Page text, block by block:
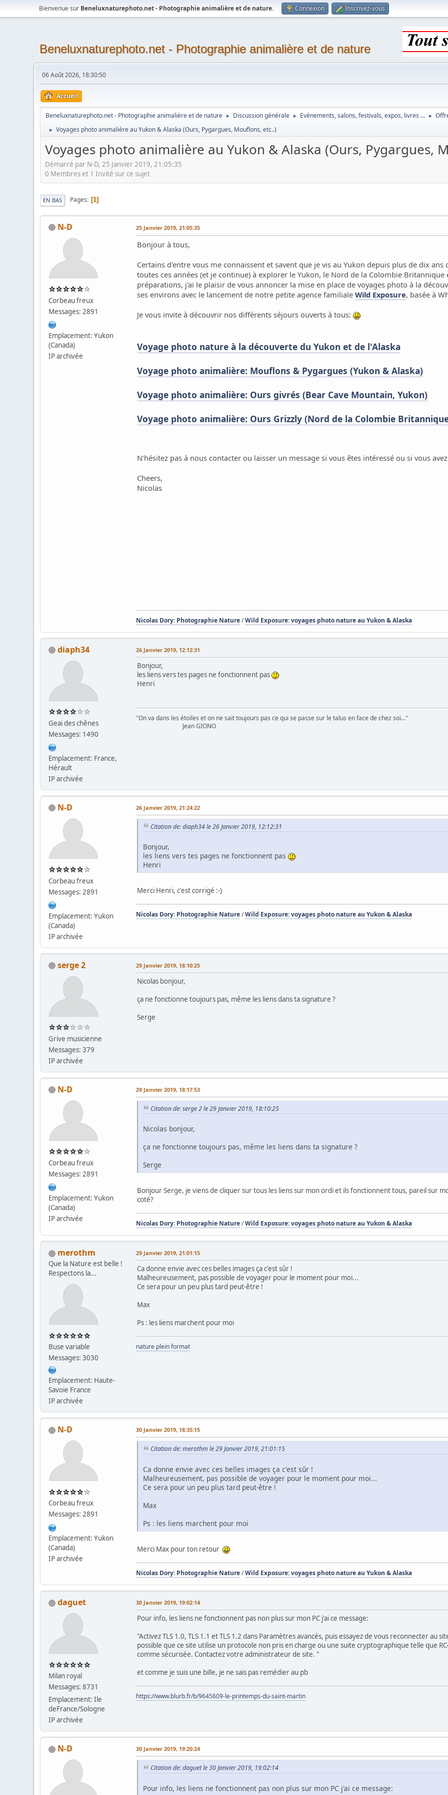
Bienvenue sur Beneluxnaturephoto.net - Photographie animalière et de nature. Connexion Inscrivez-vous
Beneluxnaturephoto.net - Photographie animalière et de nature
06 Août 2026, 18:30:50
Accueil
Beneluxnaturephoto.net - Photographie animalière et de nature ► Discussion générale ► Evénements, salons, festivals, expos, livres ... ►
► Voyages photo animalière au Yukon & Alaska (Ours, Pygargues, Mouflons, etc..)
Voyages photo animalière au Yukon & Alaska (Ours, Pygargues,
Démarré par N-D, 25 Janvier 2019, 21:05:35
0 Membres et 1 Invité sur ce sujet
EN BAS Pages 1
N-D
Corbeau freux
Messages: 2891
Emplacement: Yukon
(Canada)
IP archivée
25 Janvier 2019, 21:05:35
Bonjour à tous,
Certains d'entre vous me connaissent et savent que je vis au Yukon depuis plus de dix
toutes ces années (et je continue) à explorer le Yukon, le Nord de la Colombie Britannique
préparations, j'ai le plaisir de vous annoncer la mise en place de voyages photo à la
ses environs avec le lancement de notre petite agence familialeWild Exposure, basée à
Je vous invite à découvrir nos différents séjours ouverts à tous:
Voyage photo nature à la découverte du Yukon et de l'Alaska
Voyage photo animalière: Mouflons & Pygargues (Yukon & Alaska)
Voyage photo animalière: Ours givrés (Bear Cave Mountain, Yukon)
Voyage photo animalière: Ours Grizzly (Nord de la Colombie
N'hésitez pas à nous contacter ou laisser un message si vous êtes intéressé ou si vous
Cheers,
Nicolas
Nicolas Dory: Photographie Nature/Wild Exposure: voyages photo nature au Yukon & Alaska
diaph34
Geai des chênes
Messages: 1490
Emplacement: France,
Hérault
IP archivée
26 Janvier 2019, 12:12:31
Bonjour,
les liens vers tes pages ne fonctionnent pas
Henri
"On va dans les étoiles et on ne sait toujours pas ce qui se passe sur le talus en face de chez soi..."
Jean GIONO
N-D
Corbeau freux
Messages: 2891
Emplacement: Yukon
(Canada)
IP archivée
26 Janvier 2019, 21:24:22
Citation de: diaph34 le 26 Janvier 2019, 12:12:31
Bonjour,
les liens vers tes pages ne fonctionnent pas
Henri
Merci Henri, c'est corrigé :-)
Nicolas Dory: Photographie Nature/Wild Exposure: voyages photo nature au Yukon & Alaska
serge 2
Grive musicienne
Messages: 379
IP archivée
29 Janvier 2019, 18:10:25
Nicolas bonjour,
ça ne fonctionne toujours pas, même les liens dans ta signature ?
Serge
N-D
Corbeau freux
Messages: 2891
Emplacement: Yukon
(Canada)
IP archivée
29 Janvier 2019, 18:17:53
Citation de: serge 2 le 29 Janvier 2019, 18:10:25
Nicolas bonjour,
ça ne fonctionne toujours pas, même les liens dans ta signature ?
Serge
Bonjour Serge, je viens de cliquer sur tous les liens sur mon ordi et ils fonctionnent tous, pareil sur
coté?
Nicolas Dory: Photographie Nature/Wild Exposure: voyages photo nature au Yukon & Alaska
merothm
Que la Nature est belle !
Respectons la...
Buse variable
Messages: 3030
Emplacement: Haute-
Savoie France
IP archivée
29 Janvier 2019, 21:01:15
Ca donne envie avec ces belles images ça c'est sûr !
Malheureusement, pas possible de voyager pour le moment pour moi...
Ce sera pour un peu plus tard peut-être !
Max
Ps : les liens marchent pour moi
nature plein format
N-D
Corbeau freux
Messages: 2891
Emplacement: Yukon
(Canada)
IP archivée
30 Janvier 2019, 18:35:15
Citation de: merothm le 29 Janvier 2019, 21:01:15
Ca donne envie avec ces belles images ça c'est sûr !
Malheureusement, pas possible de voyager pour le moment pour moi...
Ce sera pour un peu plus tard peut-être !
Max
Ps : les liens marchent pour moi
Merci Max pour ton retour
Nicolas Dory: Photographie Nature/Wild Exposure: voyages photo nature au Yukon & Alaska
daguet
Milan royal
Messages: 8731
Emplacement: Ile
deFrance/Sologne
IP archivée
30 Janvier 2019, 19:02:14
Pour info, les liens ne fonctionnent pas non plus sur mon PC j'ai ce message:
"Activez TLS 1.0, TLS 1.1 et TLS 1.2 dans Paramètres avancés, puis essayez de vous reconnecter au
possible que ce site utilise un protocole non pris en charge ou une suite cryptographique telle que
comme sécurisée. Contactez votre administrateur de site. "
et comme je suis une bille, je ne sais pas remédier au pb
https://www.blurb.fr/b/9645609-le-printemps-du-saint-martin
N-D 30 Janvier 2019, 19:20:24
Citation de: daguet le 30 Janvier 2019, 19:02:14
Pour info, les liens ne fonctionnent pas non plus sur mon PC j'ai ce message: